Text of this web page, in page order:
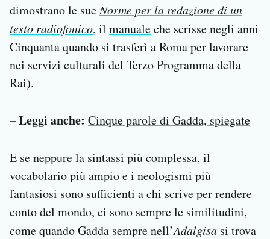
dimostrano le sueNorme per la redazione di un
testo radiofonico, il manualeche scrisse negli anni
Cinquanta quando si trasferì a Roma per lavorare
nei servizi culturali del Terzo Programma della
Rai).
– Leggi anche: Cinque parole di Gadda, spiegate
E se neppure la sintassi più complessa, il
vocabolario più ampio e i neologismi più
fantasiosi sono sufficienti a chi scrive per rendere
conto del mondo, ci sono sempre le similitudini,
come quando Gadda sempre nell’Adalgisa si trova